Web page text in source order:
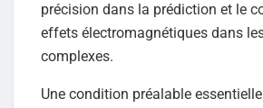
précision dans la prédiction et le
effets électromagnétiques dans
complexes.
Une condition préalable